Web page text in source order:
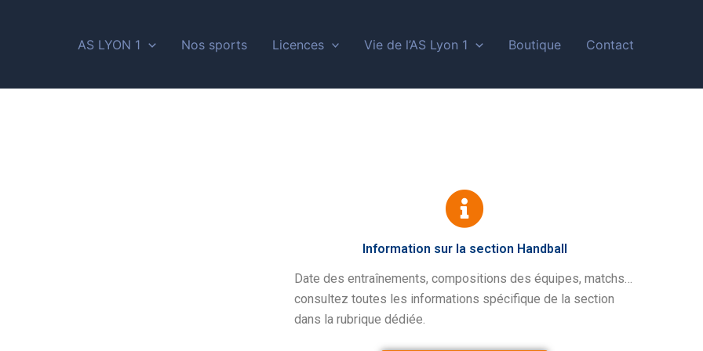
AS LYON 1 Nos sports Licences Vie de l’AS Lyon 1 Boutique Contact
Information sur la section Handball
Date des entraînements, compositions des équipes, matchs…
consultez toutes les informations spécifique de la section
dans la rubrique dédiée.